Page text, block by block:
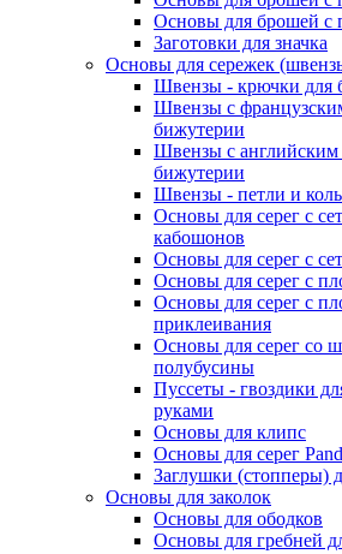
Основы для брошей с
Заготовки для значка
Основы для сережек
Швензы - крючки для
Швензы с
бижутерии
Швензы с английским
бижутерии
Швензы - петли и
Основы для серег с
кабошонов
Основы для серег с
Основы для серег с
Основы для серег с
приклеивания
Основы для серег со
полубусины
Пуссеты - гвоздики
руками
Основы для клипс
Основы для серег
Заглушки (стопперы)
Основы для заколок
Основы для ободков
Основы для гребней